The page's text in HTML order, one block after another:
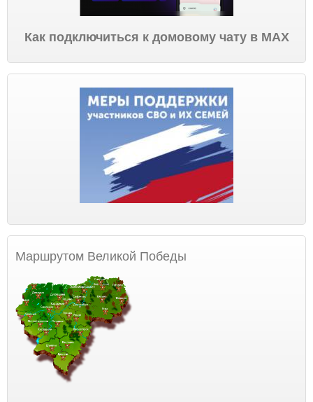
Как подключиться к домовому чату в МАХ
Маршрутом Великой Победы